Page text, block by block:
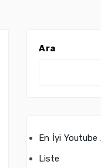
Ara
En İyi Youtube
Liste